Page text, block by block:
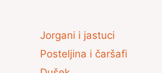
Jorgani i jastuci
Posteljina i čaršafi